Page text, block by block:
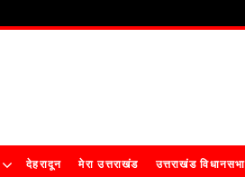
देहरादून मेरा उत्तराखंड उत्तराखंड